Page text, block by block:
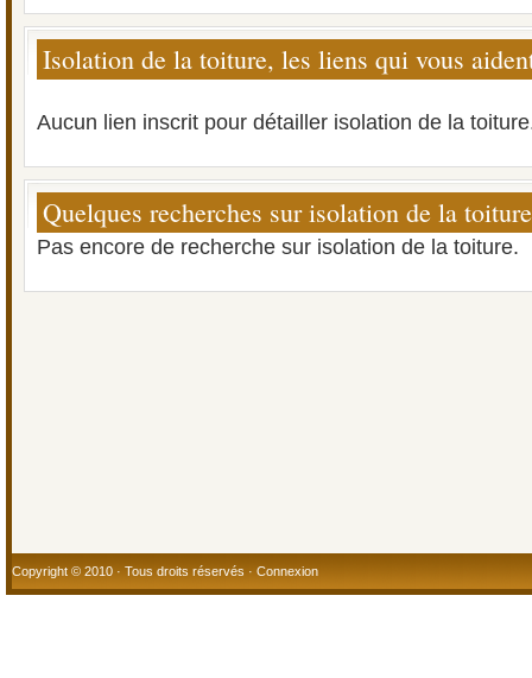
Isolation de la toiture, les liens qui vous
Aucun lien inscrit pour détailler isolation de la
Quelques recherches sur isolation de la toiture
Pas encore de recherche sur isolation de la toiture.
Copyright © 2010 · Tous droits réservés · Connexion